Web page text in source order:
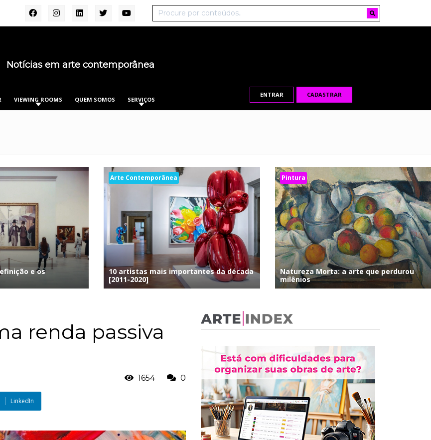
Notícias em arte contemporânea
VIEWING ROOMS QUEM SOMOS SERVIÇOS
ENTRAR CADASTRAR
e os
Arte Contemporânea
10 artistas mais importantes da década
[2011-2020]
Pintura
Natureza Morta: a arte que perdurou
milênios
renda passiva
1654 0
LinkedIn